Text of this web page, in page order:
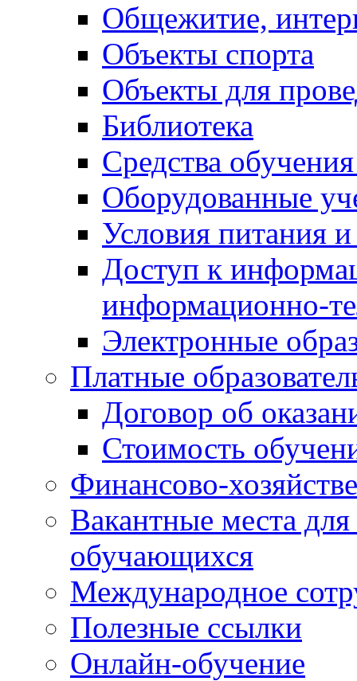
Общежитие,
Объекты спорта
Объекты для
Библиотека
Средства
Оборудованные
Условия питания
Доступ к
информационно-
Электронные
Платные
Договор об
Стоимость
Финансово-
Вакантные места
обучающихся
Международное
Полезные ссылки
Онлайн-обучение